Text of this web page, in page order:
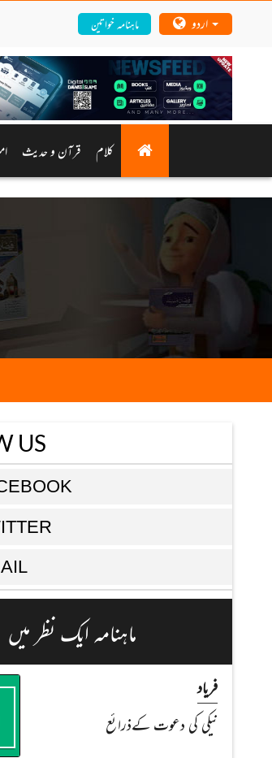
ماہنامہ خواتین
کلام قرآن و حدیث
US
ماہنامہ ایک نظر میں
فریاد
نيكی کی دعوت کےذرائع